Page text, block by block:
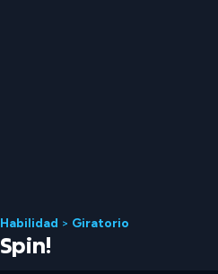
Habilidad > Giratorio
Spin!